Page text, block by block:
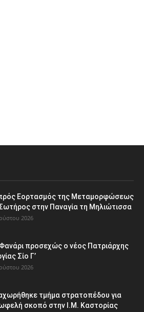
Εορτασμός της Μεταμορφώσεως
στην Παναγία τη Μηλιώτισσα
2026
προσεχώς ο νέος Πατριάρχης
Σίο Γ’
2026
τμήμα στρατοπέδου για
σκοπό στην Ι.Μ. Καστορίας